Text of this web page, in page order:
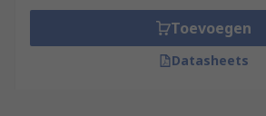
Toevoegen
Datasheets